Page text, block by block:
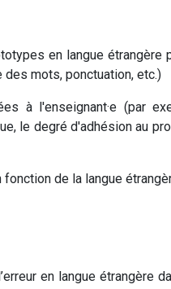
en langue étrangère
mots, ponctuation, etc.)
à l'enseignant·e (par
le degré d'adhésion au
de la langue
en langue étrangère